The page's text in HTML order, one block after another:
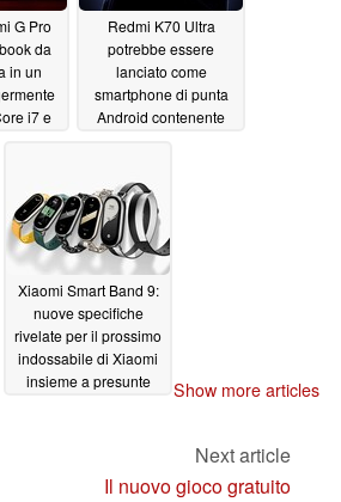
G Pro
da
in un
i7 e
Redmi K70 Ultra
potrebbe essere
lanciato come
smartphone di punta
Android contenente
Xiaomi Smart Band 9:
nuove specifiche
rivelate per il prossimo
indossabile di Xiaomi
insieme a presunte
Show more articles
Next article
Il nuovo gioco gratuito